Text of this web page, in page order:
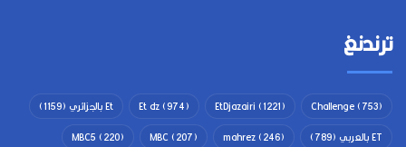
ترندنغ
Challenge(753)
EtDjazairi (1221)
Et dz(974) Et بالجزائري
(1159)
ET بالعربي
(789)
mahrez(246)
MBC(207)
MBC5 (220)